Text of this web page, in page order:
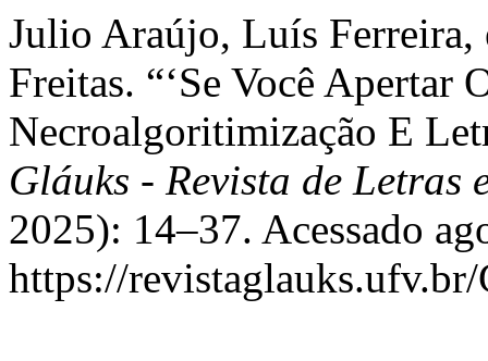
Julio Araújo, Luís
Freitas. “‘Se Você Apertar
Necroalgoritimização E
Gláuks - Revista de Letras
2025): 14–37. Acessado
https://